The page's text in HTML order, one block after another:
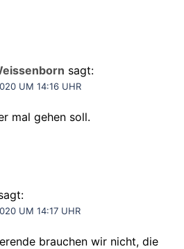
sagt:
UM 14:16 UHR
mal gehen soll.
UM 14:17 UHR
brauchen wir nicht, die